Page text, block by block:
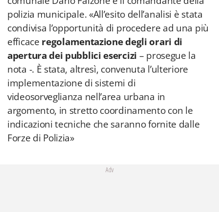
polizia municipale. «All’esito dell’analisi è stata
condivisa l’opportunità di procedere ad una più
efficace regolamentazione degli orari di
apertura dei pubblici esercizi – prosegue la
nota -. È stata, altresì, convenuta l’ulteriore
implementazione di sistemi di
videosorveglianza nell’area urbana in
argomento, in stretto coordinamento con le
indicazioni tecniche che saranno fornite dalle
Forze di Polizia»
Adv